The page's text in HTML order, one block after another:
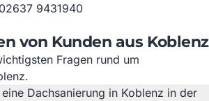
02637 9431940
von Kunden aus Koblenz
Fragen rund um
Dachsanierung in Koblenz in der